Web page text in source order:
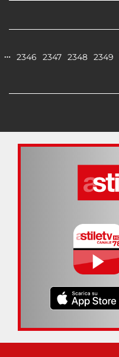
… 2346 2347 2348 2349